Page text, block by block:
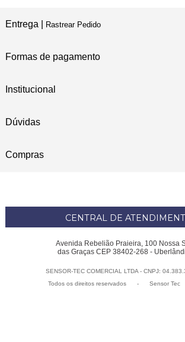
Entrega | Rastrear Pedido
Formas de pagamento
Institucional
Dúvidas
Compras
CENTRAL DE
Avenida Rebelião Praieira, 100 Nossa
das Graças CEP 38402-268 -
SENSOR-TEC COMERCIAL LTDA - CNPJ:
Todos os direitos reservados
- Sensor Tec